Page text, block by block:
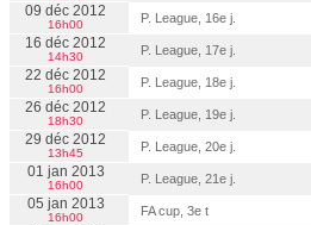
09 déc 2012
16h00 P. League, 16e j.
16 déc 2012
14h30 P. League, 17e j.
22 déc 2012
16h00 P. League, 18e j.
26 déc 2012
18h30 P. League, 19e j.
29 déc 2012
13h45 P. League, 20e j.
01 jan 2013
16h00 P. League, 21e j.
05 jan 2013
16h00 FA cup, 3e t